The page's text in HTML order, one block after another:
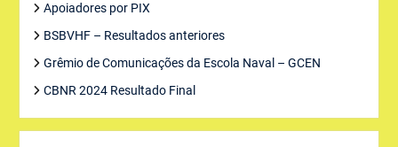
Apoiadores por PIX
BSBVHF – Resultados anteriores
Grêmio de Comunicações da Escola Naval – GCEN
CBNR 2024 Resultado Final